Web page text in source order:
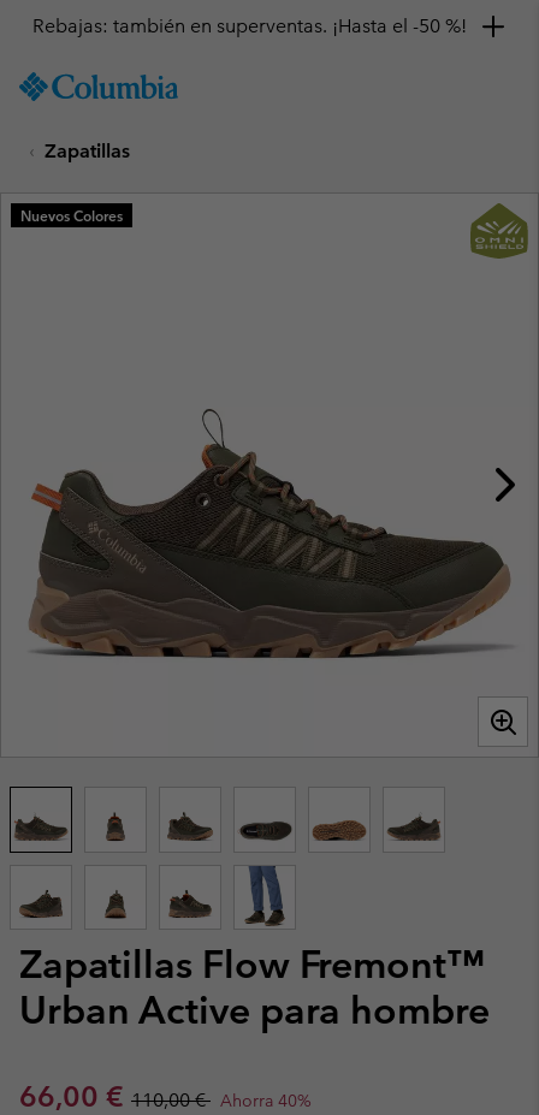
TO
SKIP
MAIN
NAV
Rebajas: también en superventas. ¡Hasta el -50 %!
Zapatillas
Zapatillas Flow Fremont™
Urban Active para hombre
Sale price:
66,00 € Regular price:
110,00 € Ahorra 40%
Nuevos Colores